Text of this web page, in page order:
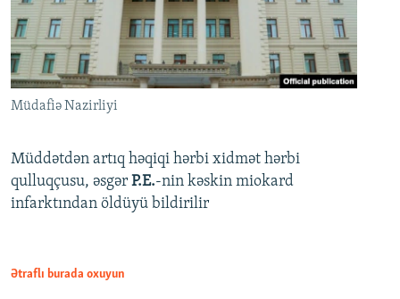
Müdafiə Nazirliyi
Müddətdən artıq həqiqi hərbi xidmət hərbi
qulluqçusu, əsgər P.E.-nin kəskin miokard
infarktından öldüyü bildirilir
Ətraflı burada oxuyun